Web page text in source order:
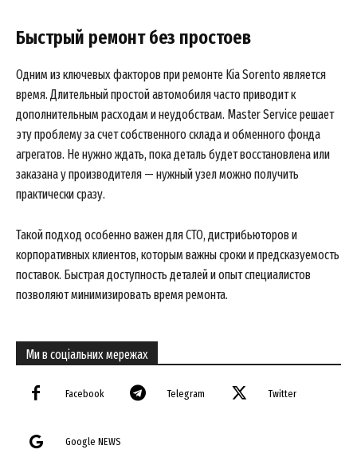
Magazine PRO
Быстрый ремонт без простоев
Одним из ключевых факторов при ремонте Kia Sorento является
время. Длительный простой автомобиля часто приводит к
дополнительным расходам и неудобствам. Master Service решает
эту проблему за счет собственного склада и обменного фонда
агрегатов. Не нужно ждать, пока деталь будет восстановлена или
заказана у производителя — нужный узел можно получить
практически сразу.
Такой подход особенно важен для СТО, дистрибьюторов и
корпоративных клиентов, которым важны сроки и предсказуемость
поставок. Быстрая доступность деталей и опыт специалистов
позволяют минимизировать время ремонта.
Ми в соціальних мережах
Facebook Telegram Twitter
Google NEWS